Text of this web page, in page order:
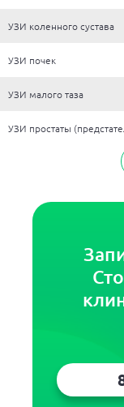
УЗИ коленного сустава
УЗИ почек
УЗИ малого таза
УЗИ простаты